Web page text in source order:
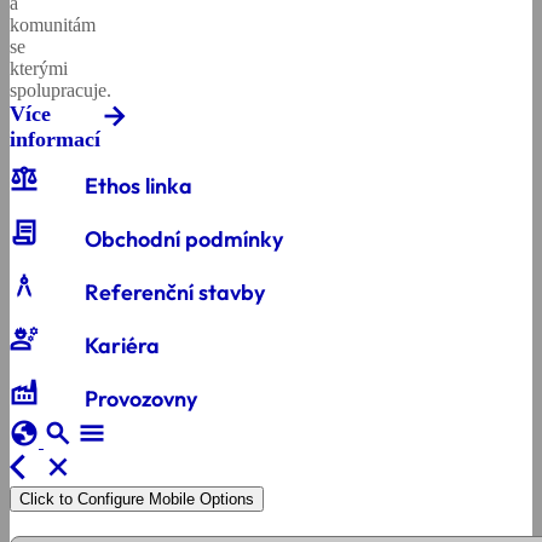
komunitám
se
kterými
spolupracuje.
Více
informací
balance Ethos linka
contract Obchodní podmínky
architecture Referenční stavby
engineering Kariéra
factory Provozovny
globe search menu
arrow_back_ios
close
Click to Configure Mobile Options